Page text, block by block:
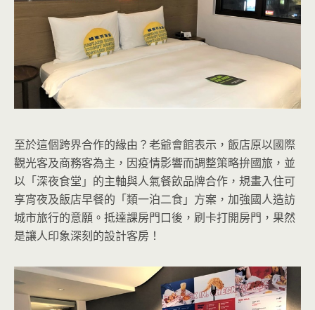
至於這個跨界合作的緣由？老爺會館表示，飯店原以國際
觀光客及商務客為主，因疫情影響而調整策略拚國旅，並
以「深夜食堂」的主軸與人氣餐飲品牌合作，規畫入住可
享宵夜及飯店早餐的「類一泊二食」方案，加強國人造訪
城市旅行的意願。抵達課房門口後，刷卡打開房門，果然
是讓人印象深刻的設計客房！